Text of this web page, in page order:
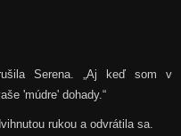
Serena. „Aj keď som v
'múdre' dohady.“
rukou a odvrátila sa.